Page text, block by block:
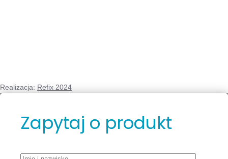
Realizacja: Refix 2024
Zapytaj o produkt